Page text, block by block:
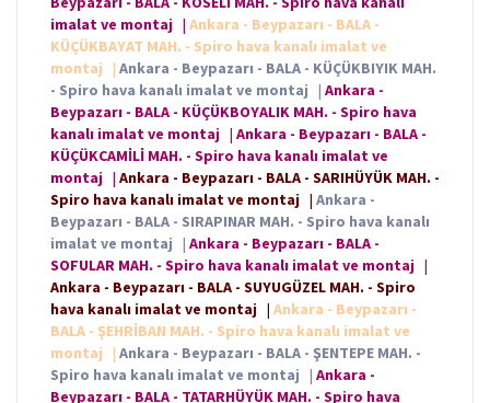
imalat ve montaj | Ankara - Beypazarı - BALA -
KÜÇÜKBAYAT MAH. - Spiro hava kanalı imalat ve
montaj
| Ankara - Beypazarı - BALA - KÜÇÜKBIYIK MAH.
- Spiro hava kanalı imalat ve montaj | Ankara -
Beypazarı - BALA - KÜÇÜKBOYALIK MAH. - Spiro hava
kanalı imalat ve montaj | Ankara - Beypazarı - BALA -
KÜÇÜKCAMİLİ MAH. - Spiro hava kanalı imalat ve
montaj | Ankara - Beypazarı - BALA - SARIHÜYÜK MAH. -
Spiro hava kanalı imalat ve montaj | Ankara -
Beypazarı - BALA - SIRAPINAR MAH. - Spiro hava kanalı
imalat ve montaj | Ankara - Beypazarı - BALA -
SOFULAR MAH. - Spiro hava kanalı imalat ve montaj |
Ankara - Beypazarı - BALA - SUYUGÜZEL MAH. - Spiro
hava kanalı imalat ve montaj | Ankara - Beypazarı -
BALA - ŞEHRİBAN MAH. - Spiro hava kanalı imalat ve
montaj
| Ankara - Beypazarı - BALA - ŞENTEPE MAH. -
Spiro hava kanalı imalat ve montaj | Ankara -
Beypazarı - BALA - TATARHÜYÜK MAH. - Spiro hava